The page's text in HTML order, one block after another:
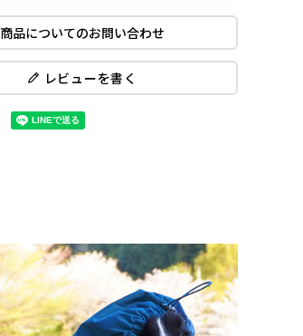
商品についてのお問い合わせ
レビューを書く